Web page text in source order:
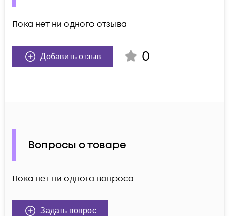
Пока нет ни одного отзыва
Добавить отзыв 0
Вопросы о товаре
Пока нет ни одного вопроса.
Задать вопрос